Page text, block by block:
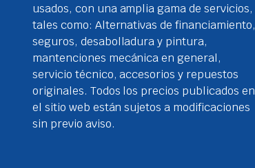
usados, con una amplia gama de servicios,
tales como: Alternativas de financiamiento,
seguros, desabolladura y pintura,
mantenciones mecánica en general,
servicio técnico, accesorios y repuestos
originales. Todos los precios publicados en
el sitio web están sujetos a modificaciones
sin previo aviso.